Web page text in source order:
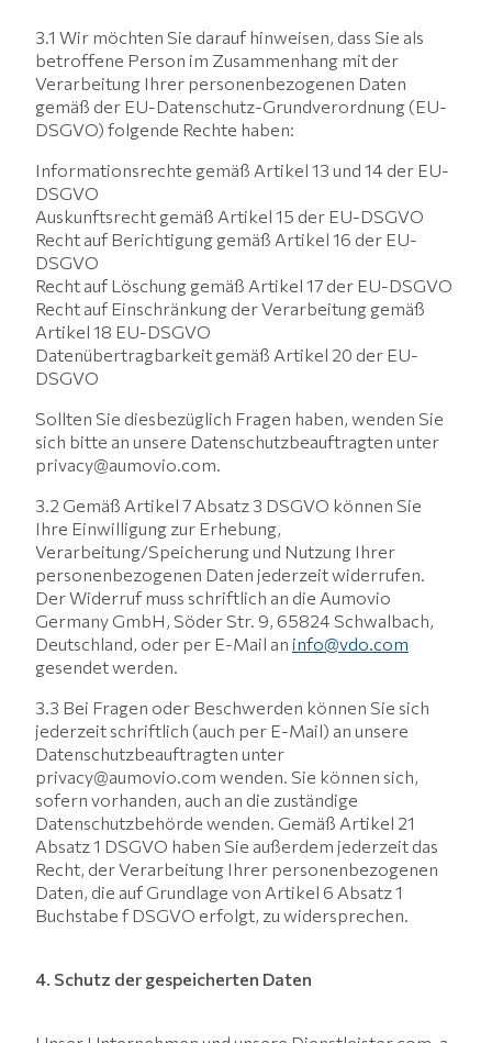
3.1 Wir möchten Sie darauf hinweisen, dass Sie als
betroffene Person im Zusammenhang mit der
Verarbeitung Ihrer personenbezogenen Daten
gemäß der EU-Datenschutz-Grundverordnung (EU-
DSGVO) folgende Rechte haben:
Informationsrechte gemäß Artikel 13 und 14 der EU-
DSGVO
Auskunftsrecht gemäß Artikel 15 der EU-DSGVO
Recht auf Berichtigung gemäß Artikel 16 der EU-
DSGVO
Recht auf Löschung gemäß Artikel 17 der EU-DSGVO
Recht auf Einschränkung der Verarbeitung gemäß
Artikel 18 EU-DSGVO
Datenübertragbarkeit gemäß Artikel 20 der EU-
DSGVO
Sollten Sie diesbezüglich Fragen haben, wenden Sie
sich bitte an unsere Datenschutzbeauftragten unter
privacy@aumovio.com.
3.2 Gemäß Artikel 7 Absatz 3 DSGVO können Sie
Ihre Einwilligung zur Erhebung,
Verarbeitung/Speicherung und Nutzung Ihrer
personenbezogenen Daten jederzeit widerrufen.
Der Widerruf muss schriftlich an die Aumovio
Germany GmbH, Söder Str. 9, 65824 Schwalbach,
Deutschland, oder per E-Mail an info@vdo.com
gesendet werden.
3.3 Bei Fragen oder Beschwerden können Sie sich
jederzeit schriftlich (auch per E-Mail) an unsere
Datenschutzbeauftragten unter
privacy@aumovio.com wenden. Sie können sich,
sofern vorhanden, auch an die zuständige
Datenschutzbehörde wenden. Gemäß Artikel 21
Absatz 1 DSGVO haben Sie außerdem jederzeit das
Recht, der Verarbeitung Ihrer personenbezogenen
Daten, die auf Grundlage von Artikel 6 Absatz 1
Buchstabe f DSGVO erfolgt, zu widersprechen.
4. Schutz der gespeicherten Daten